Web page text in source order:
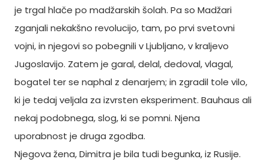
je trgal hlače po madžarskih šolah. Pa so Madžari
zganjali nekakšno revolucijo, tam, po prvi svetovni
vojni, in njegovi so pobegnili v Ljubljano, v kraljevo
Jugoslavijo. Zatem je garal, delal, dedoval, vlagal,
bogatel ter se naphal z denarjem; in zgradil tole vilo,
ki je tedaj veljala za izvrsten eksperiment. Bauhaus ali
nekaj podobnega, slog, ki se pomni. Njena
uporabnost je druga zgodba.
Njegova žena, Dimitra je bila tudi begunka, iz Rusije.